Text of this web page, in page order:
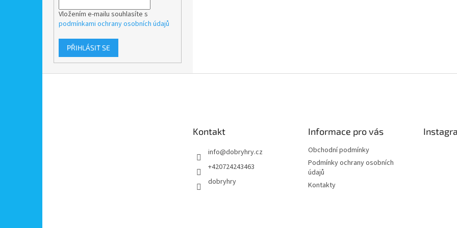
Vložením e-mailu souhlasíte s
podmínkami ochrany osobních údajů
PŘIHLÁSIT SE
Kontakt
info@dobryhry.cz
+420724243463
dobryhry
Informace pro vás
Obchodní podmínky
Podmínky ochrany osobních
údajů
Kontakty